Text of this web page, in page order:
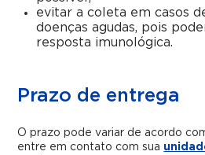
evitar a coleta em casos
doenças agudas, pois
resposta imunológica.
Prazo de entrega
O prazo pode variar de acordo
entre em contato com sua